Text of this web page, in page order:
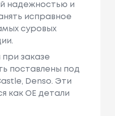
надежностью и
исправное
суровых
при заказе
поставлены под
Denso. Эти
как ОЕ детали